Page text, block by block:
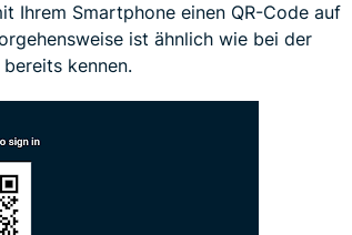
Ihrem Smartphone einen QR-Code auf
ist ähnlich wie bei der
kennen.